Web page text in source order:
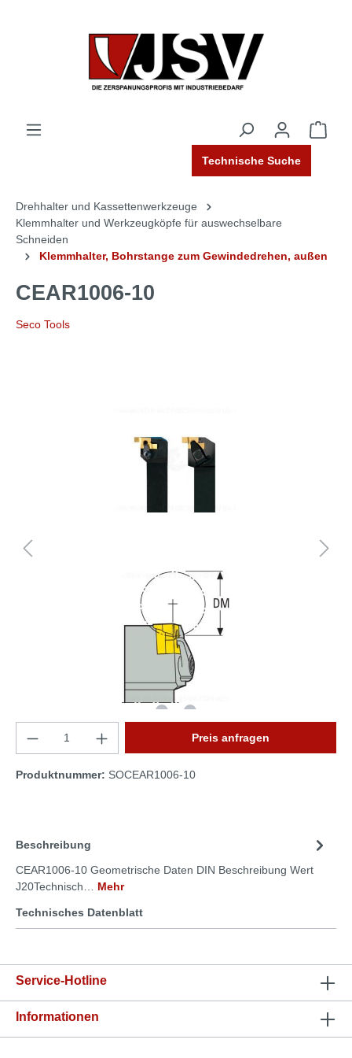
Technische Suche
Drehhalter und Kassettenwerkzeuge
Klemmhalter und Werkzeugköpfe für auswechselbare
Schneiden
Klemmhalter, Bohrstange zum Gewindedrehen, außen
CEAR1006-10
Seco Tools
Preis anfragen
Produktnummer: SOCEAR1006-10
Beschreibung
CEAR1006-10 Geometrische Daten DIN Beschreibung Wert
J20Technisch… Mehr
Technisches Datenblatt
Service-Hotline
Informationen